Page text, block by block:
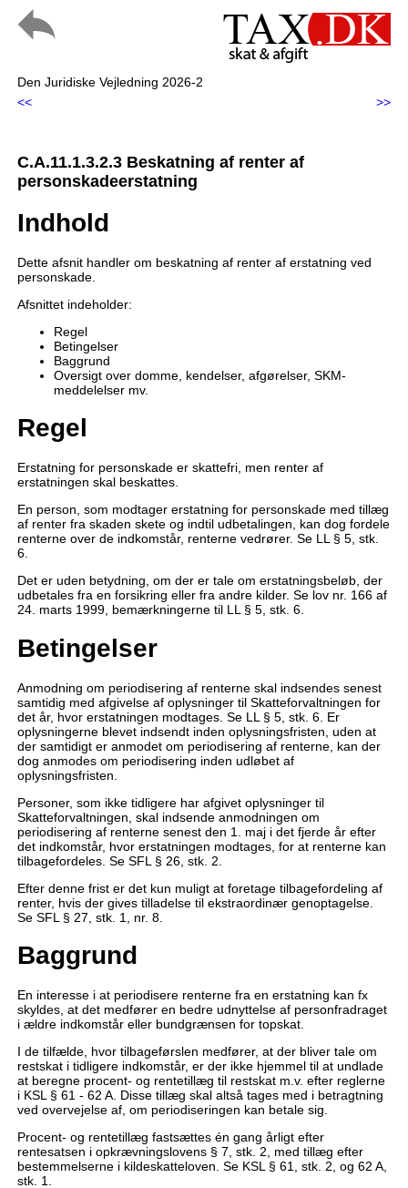
Den Juridiske Vejledning 2026-2
<<
>>
C.A.11.1.3.2.3 Beskatning af renter af
personskadeerstatning
Indhold
Dette afsnit handler om beskatning af renter af erstatning ved
personskade.
Afsnittet indeholder:
Regel
Betingelser
Baggrund
Oversigt over domme, kendelser, afgørelser, SKM-
meddelelser mv.
Regel
Erstatning for personskade er skattefri, men renter af
erstatningen skal beskattes.
En person, som modtager erstatning for personskade med tillæg
af renter fra skaden skete og indtil udbetalingen, kan dog fordele
renterne over de indkomstår, renterne vedrører. Se LL § 5, stk.
6.
Det er uden betydning, om der er tale om erstatningsbeløb, der
udbetales fra en forsikring eller fra andre kilder. Se lov nr. 166 af
24. marts 1999, bemærkningerne til LL § 5, stk. 6.
Betingelser
Anmodning om periodisering af renterne skal indsendes senest
samtidig med afgivelse af oplysninger til Skatteforvaltningen for
det år, hvor erstatningen modtages. Se LL § 5, stk. 6. Er
oplysningerne blevet indsendt inden oplysningsfristen, uden at
der samtidigt er anmodet om periodisering af renterne, kan der
dog anmodes om periodisering inden udløbet af
oplysningsfristen.
Personer, som ikke tidligere har afgivet oplysninger til
Skatteforvaltningen, skal indsende anmodningen om
periodisering af renterne senest den 1. maj i det fjerde år efter
det indkomstår, hvor erstatningen modtages, for at renterne kan
tilbagefordeles. Se SFL § 26, stk. 2.
Efter denne frist er det kun muligt at foretage tilbagefordeling af
renter, hvis der gives tilladelse til ekstraordinær genoptagelse.
Se SFL § 27, stk. 1, nr. 8.
Baggrund
En interesse i at periodisere renterne fra en erstatning kan fx
skyldes, at det medfører en bedre udnyttelse af personfradraget
i ældre indkomstår eller bundgrænsen for topskat.
I de tilfælde, hvor tilbageførslen medfører, at der bliver tale om
restskat i tidligere indkomstår, er der ikke hjemmel til at undlade
at beregne procent- og rentetillæg til restskat m.v. efter reglerne
i KSL § 61 - 62 A. Disse tillæg skal altså tages med i betragtning
ved overvejelse af, om periodiseringen kan betale sig.
Procent- og rentetillæg fastsættes én gang årligt efter
rentesatsen i opkrævningslovens § 7, stk. 2, med tillæg efter
bestemmelserne i kildeskatteloven. Se KSL § 61, stk. 2, og 62 A,
stk. 1.